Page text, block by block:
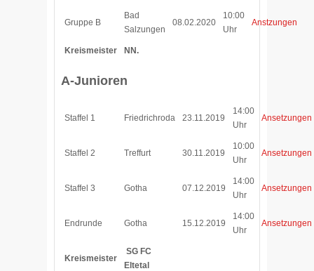
Gruppe B
Bad
Salzungen
08.02.2020
10:00
Uhr
Anstzungen
Kreismeister NN.
A-Junioren
Staffel 1 Friedrichroda 23.11.2019
14:00
Uhr
Ansetzungen
Staffel 2 Treffurt 30.11.2019
10:00
Uhr
Ansetzungen
Staffel 3 Gotha 07.12.2019
14:00
Uhr
Ansetzungen
Endrunde Gotha 15.12.2019
14:00
Uhr
Ansetzungen
Kreismeister
SG FC
Eltetal